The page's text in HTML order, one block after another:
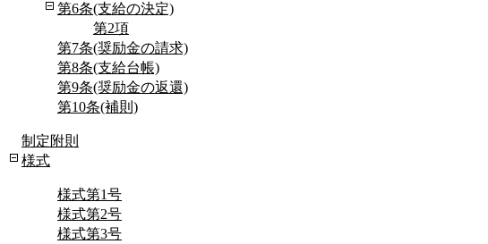
第6条(支給の決定)
第2項
第7条(奨励金の請求)
第8条(支給台帳)
第9条(奨励金の返還)
第10条(補則)
制定附則
様式
様式第1号
様式第2号
様式第3号